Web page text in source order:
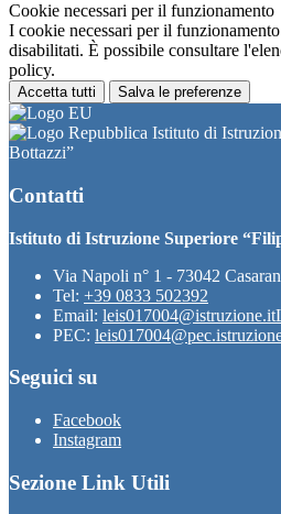
Cookie necessari per il funzionamento
I cookie necessari per il
disabilitati. È possibile consultare
policy.
Accetta tutti Salva le preferenze
Istituto di
Bottazzi”
Contatti
Istituto di Istruzione Superiore
Via Napoli n° 1 - 73042
Tel: +39 0833 502392
Email: leis017004@istruzione.it
PEC:
Seguici su
Facebook
Instagram
Sezione Link Utili